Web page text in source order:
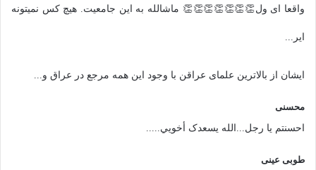
واقعا ای ول👏👏👏👏👏👏👏 ماشالله به این جامعیت. هیچ کس نمیتونه
ایر...
ایشان از بالاترین علمای عراقن با وجود این همه مرجع در عراق و...
محسنی
احسنتم یا رجل...الله یسعدک أخويي.....
طوبی عینی